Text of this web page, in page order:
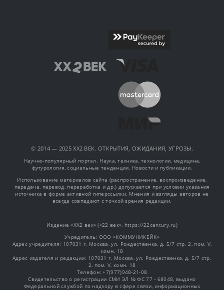
© 2014 — 2025 XX2 ВЕК. ОТКРЫТИЯ, ОЖИДАНИЯ, УГРОЗЫ.
Научно-популярный портал. Наука, техника, технологии, медицина,
футурология, социальные тенденции. Новости и публикации.
Использование материалов сайта (распространение, воспроизведение,
передача, перевод, переработка и др.) допускается при условии указания
источника в форме активной гиперссылки. Мнения и взгляды авторов не
всегда совпадают с точкой зрения редакции.
Издание «XX2 век» («22 век», https://22century.ru)
Учредитель: OOO «КОММУНИКЕЙК»
Адрес учредителя: 107031 г. Москва, ул. Рождественка, д. 5/7 стр. 2, пом. V,
комн. 18
Адрес издателя и редакции: 107031 г. Москва, ул. Рождественка, д. 5/7 стр.
2, пом. V, комн. 18
Телефон: +7(977)948-21-08
Свидетельство о регистрации СМИ ЭЛ № ФС 77 - 68048, выдано
Федеральной службой по надзору в сфере связи, информационных